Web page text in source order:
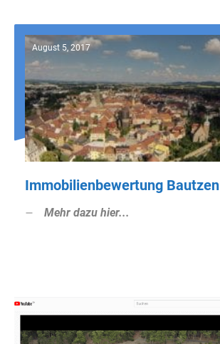
August 5, 2017
Immobilienbewertung Bautzen
Mehr dazu hier...